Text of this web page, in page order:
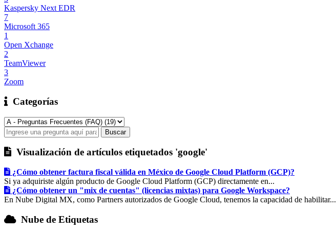
Kaspersky Next EDR
7
Microsoft 365
1
Open Xchange
2
TeamViewer
3
Zoom
Categorías
Visualización de artículos etiquetados 'google'
¿Cómo obtener factura fiscal válida en México de Google Cloud Platform (GCP)?
Si ya adquiriste algún producto de Google Cloud Platform (GCP) directamente en...
¿Cómo obtener un "mix de cuentas" (licencias mixtas) para Google Workspace?
En Nube Digital MX, como Partners autorizados de Google Cloud, tenemos la capacidad de habilitar...
Nube de Etiquetas